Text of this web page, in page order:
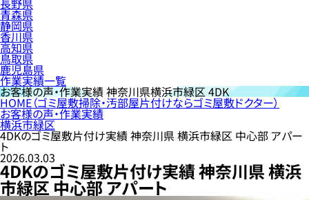
長野県
青森県
静岡県
香川県
高知県
鳥取県
鹿児島県
作業実績一覧
お客様の声・作業実績神奈川県横浜市緑区 4DK
HOME（ゴミ屋敷掃除・汚部屋片付けならゴミ屋敷ドクター）
お客様の声・作業実績
横浜市緑区
4DKのゴミ屋敷片付け実績 神奈川県 横浜市緑区 中心部 アパー
ト
2026.03.03
4DKのゴミ屋敷片付け実績 神奈川県 横浜
市緑区 中心部 アパート